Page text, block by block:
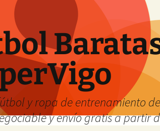
y ropa de entrenamiento
y envío gratis a partir